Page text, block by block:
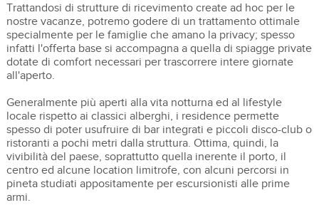
Trattandosi di strutture di ricevimento create ad hoc per le
nostre vacanze, potremo godere di un trattamento ottimale
specialmente per le famiglie che amano la privacy; spesso
infatti l'offerta base si accompagna a quella di spiagge private
dotate di comfort necessari per trascorrere intere giornate
all'aperto.
Generalmente più aperti alla vita notturna ed al lifestyle
locale rispetto ai classici alberghi, i residence permette
spesso di poter usufruire di bar integrati e piccoli disco-club o
ristoranti a pochi metri dalla struttura. Ottima, quindi, la
vivibilità del paese, soprattutto quella inerente il porto, il
centro ed alcune location limitrofe, con alcuni percorsi in
pineta studiati appositamente per escursionisti alle prime
armi.